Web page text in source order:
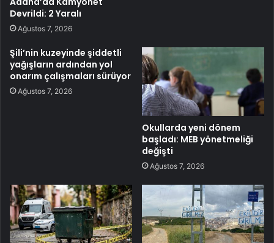
Devrildi: 2 Yaralı
Ağustos 7, 2026
Şili’nin kuzeyinde şiddetli
yağışların ardından yol
onarım çalışmaları sürüyor
Ağustos 7, 2026
Okullarda yeni dönem
başladı: MEB yönetmeliği
değişti
Ağustos 7, 2026